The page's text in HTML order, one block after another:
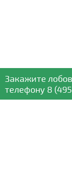
Закажите
телефону 8